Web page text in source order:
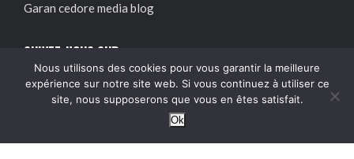
Garan cedore media blog
SUIVEZ-NOUS SUR :
Nous utilisons des cookies pour vous garantir la meilleure
expérience sur notre site web. Si vous continuez à utiliser ce
site, nous supposerons que vous en êtes satisfait.
Ok